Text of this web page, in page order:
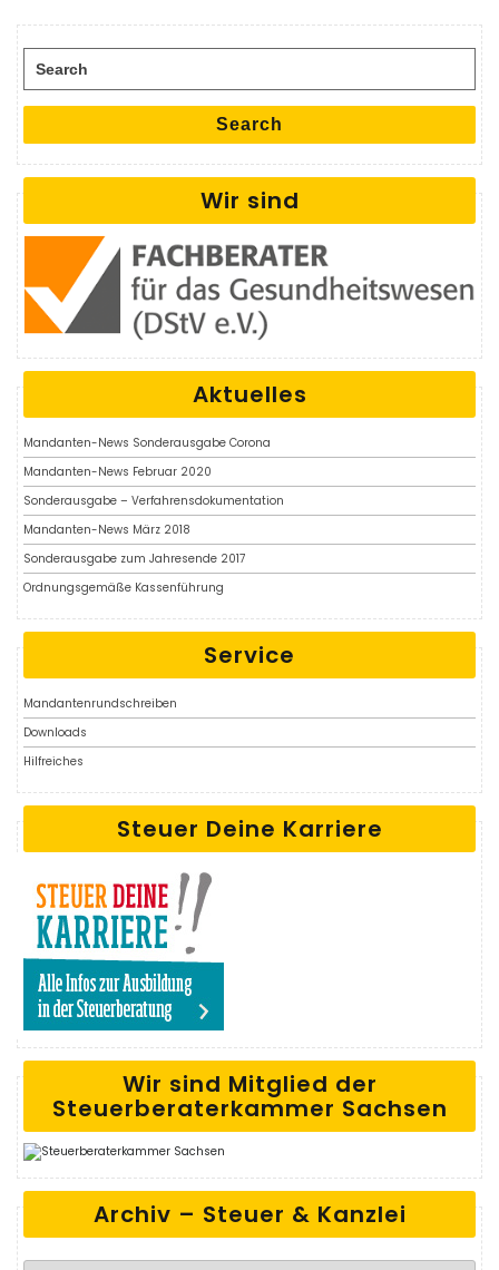
Search
Wir sind
Aktuelles
Mandanten-News Sonderausgabe Corona
Mandanten-News Februar 2020
Sonderausgabe – Verfahrensdokumentation
Mandanten-News März 2018
Sonderausgabe zum Jahresende 2017
Ordnungsgemäße Kassenführung
Service
Mandantenrundschreiben
Downloads
Hilfreiches
Steuer Deine Karriere
Wir sind Mitglied der
Steuerberaterkammer Sachsen
Archiv – Steuer & Kanzlei
Archiv – Steuer & Kanzlei